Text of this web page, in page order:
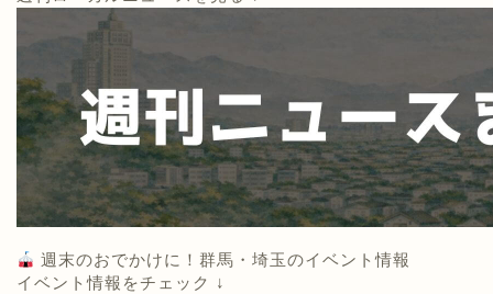
週末のおでかけに！群馬・埼玉のイベント情報
イベント情報をチェック ↓